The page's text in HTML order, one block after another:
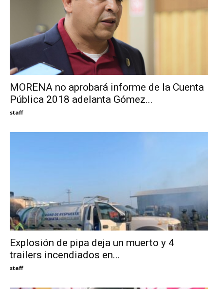
MORENA no aprobará informe de la Cuenta
Pública 2018 adelanta Gómez...
staff
Explosión de pipa deja un muerto y 4
trailers incendiados en...
staff